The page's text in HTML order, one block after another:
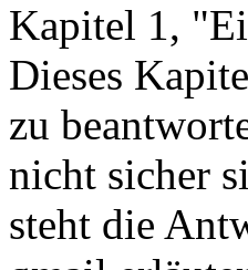
Kapitel 1,
Dieses
zu
nicht sicher
steht die